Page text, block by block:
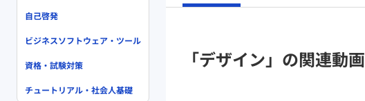
「デザイン」の関連動画
自己啓発
ビジネスソフトウェア・ツール
資格・試験対策
チュートリアル・社会人基礎